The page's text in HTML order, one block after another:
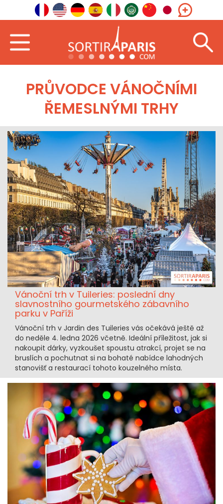
PRŮVODCE VÁNOČNÍMI
ŘEMESLNÝMI TRHY
Vánoční trh v Tuileries: poslední dny
slavnostního gourmetského zábavního
parku v Paříži
Vánoční trh v Jardin des Tuileries vás očekává ještě až
do neděle 4. ledna 2026 včetně. Ideální příležitost, jak si
nakoupit dárky, vyzkoušet spoustu atrakcí, projet se na
bruslích a pochutnat si na bohaté nabídce lahodných
stanovišť a restaurací tohoto kouzelného místa.